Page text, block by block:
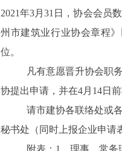
2021年3月31日，协会会员
州市建筑业行业协会章程
位。
凡有意愿晋升协会职
协提出申请，并在4月14日
请市建协各联络处或
秘书处（同时上报企业申请